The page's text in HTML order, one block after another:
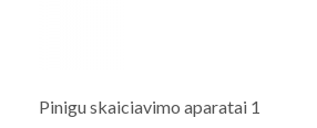
Pinigu skaiciavimo aparatai 1